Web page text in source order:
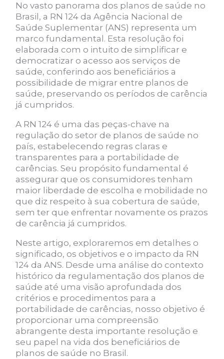
No vasto panorama dos planos de saúde no
Brasil, a RN 124 da Agência Nacional de
Saúde Suplementar (ANS) representa um
marco fundamental. Esta resolução foi
elaborada com o intuito de simplificar e
democratizar o acesso aos serviços de
saúde, conferindo aos beneficiários a
possibilidade de migrar entre planos de
saúde, preservando os períodos de carência
já cumpridos.
A RN 124 é uma das peças-chave na
regulação do setor de planos de saúde no
país, estabelecendo regras claras e
transparentes para a portabilidade de
carências. Seu propósito fundamental é
assegurar que os consumidores tenham
maior liberdade de escolha e mobilidade no
que diz respeito à sua cobertura de saúde,
sem ter que enfrentar novamente os prazos
de carência já cumpridos.
Neste artigo, exploraremos em detalhes o
significado, os objetivos e o impacto da RN
124 da ANS. Desde uma análise do contexto
histórico da regulamentação dos planos de
saúde até uma visão aprofundada dos
critérios e procedimentos para a
portabilidade de carências, nosso objetivo é
proporcionar uma compreensão
abrangente desta importante resolução e
seu papel na vida dos beneficiários de
planos de saúde no Brasil.